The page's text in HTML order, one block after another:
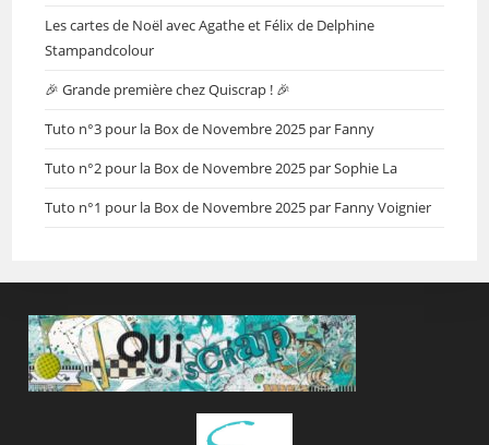
Les cartes de Noël avec Agathe et Félix de Delphine
Stampandcolour
🎉 Grande première chez Quiscrap ! 🎉
Tuto n°3 pour la Box de Novembre 2025 par Fanny
Tuto n°2 pour la Box de Novembre 2025 par Sophie La
Tuto n°1 pour la Box de Novembre 2025 par Fanny Voignier